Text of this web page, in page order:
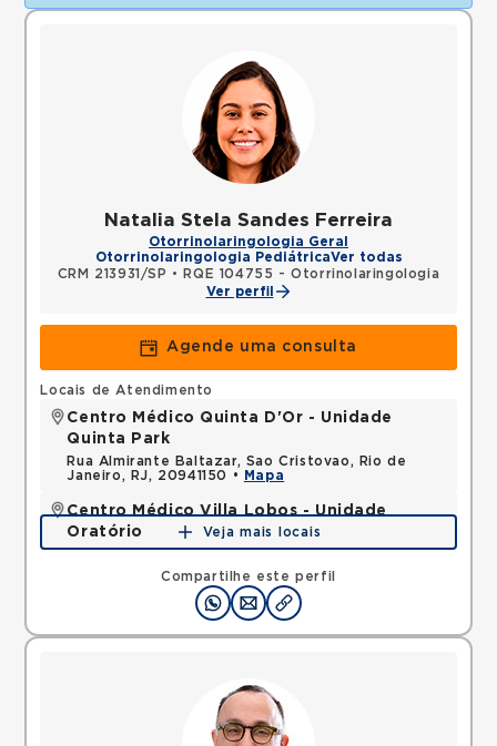
Natalia Stela Sandes Ferreira
Otorrinolaringologia Geral
Otorrinolaringologia PediátricaVer todas
CRM 213931/SP •
RQE 104755 - Otorrinolaringologia
Ver perfil
Agende uma consulta
Compartilhe este perfil
Locais de Atendimento
Centro Médico Quinta D'Or - Unidade
Quinta Park
Rua Almirante Baltazar, Sao Cristovao, Rio de
Janeiro, RJ, 20941150 •
Mapa
Centro Médico Villa Lobos - Unidade
Oratório
Rua do Oratorio, Mooca, Sao Paulo, SP, 03117000 •
Veja mais locais